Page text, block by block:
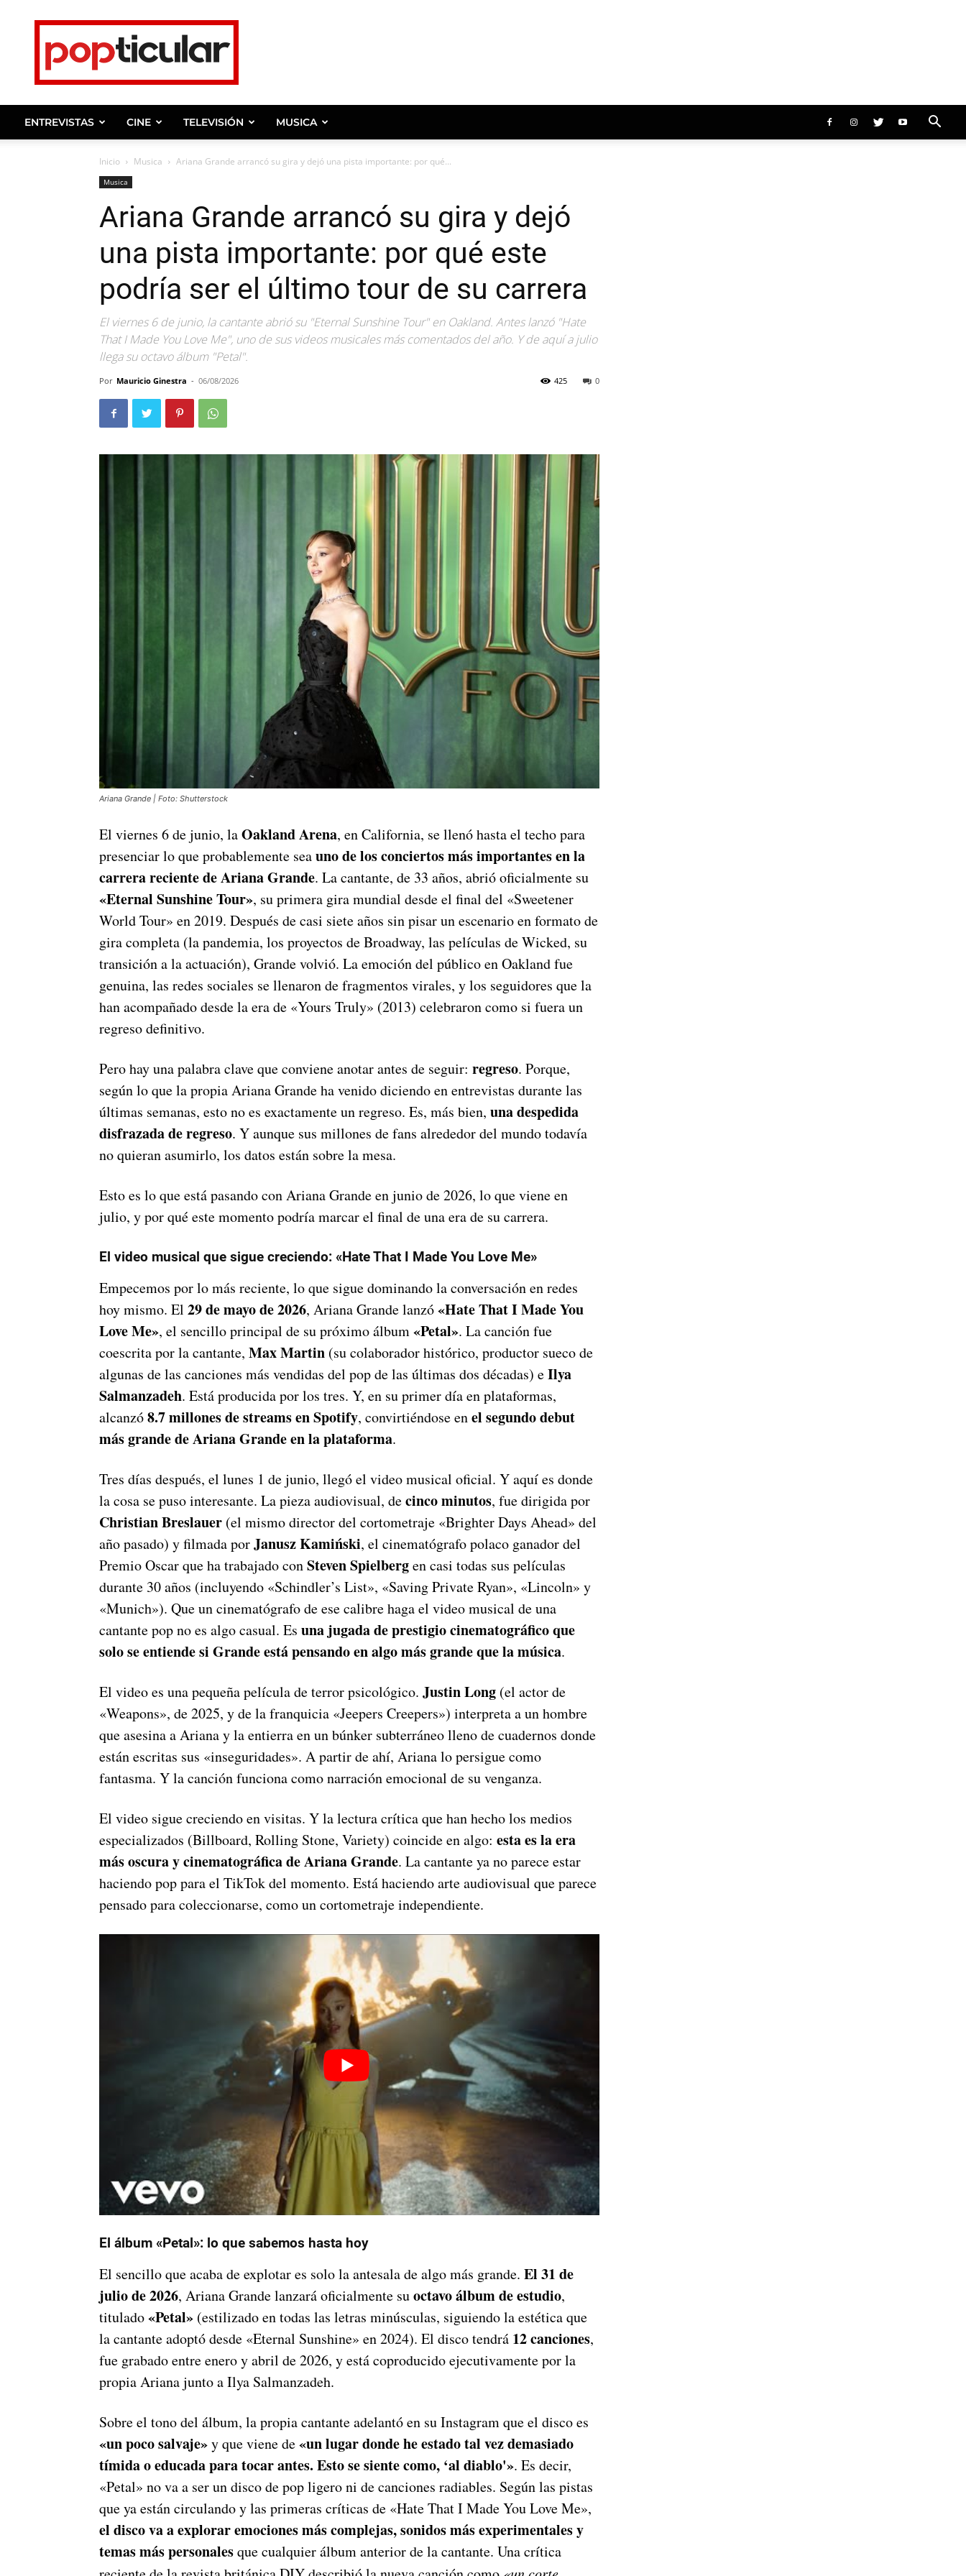
Noticias
de
y
celebridades.
ENTREVISTAS CINE TELEVISIÓN MUSICA
Inicio Musica Ariana Grande arrancó su gira y dejó una pista importante: por qué...
Musica
Ariana Grande arrancó su gira y dejó
una pista importante: por qué este
podría ser el último tour de su carrera
El viernes 6 de junio, la cantante abrió su "Eternal Sunshine Tour" en Oakland. Antes lanzó "Hate
That I Made You Love Me", uno de sus videos musicales más comentados del año. Y de aquí a julio
llega su octavo álbum "Petal".
Por Mauricio Ginestra - 06/08/2026 0
425
Ariana Grande | Foto: Shutterstock
El viernes 6 de junio, laOakland Arena, en California, se llenó hasta el techo para
presenciar lo que probablemente seauno de los conciertos más importantes en la
carrera reciente de Ariana Grande. La cantante, de 33 años, abrió oficialmente su
«Eternal Sunshine Tour», su primera gira mundial desde el final del «Sweetener
World Tour» en 2019. Después de casi siete años sin pisar un escenario en formato de
gira completa (la pandemia, los proyectos de Broadway, las películas de Wicked, su
transición a la actuación), Grande volvió. La emoción del público en Oakland fue
genuina, las redes sociales se llenaron de fragmentos virales, y los seguidores que la
han acompañado desde la era de «Yours Truly» (2013) celebraron como si fuera un
regreso definitivo.
Pero hay una palabra clave que conviene anotar antes de seguir: regreso. Porque,
según lo que la propia Ariana Grande ha venido diciendo en entrevistas durante las
últimas semanas, esto no es exactamente un regreso. Es, más bien, una despedida
disfrazada de regreso. Y aunque sus millones de fans alrededor del mundo todavía
no quieran asumirlo, los datos están sobre la mesa.
Esto es lo que está pasando con Ariana Grande en junio de 2026, lo que viene en
julio, y por qué este momento podría marcar el final de una era de su carrera.
El video musical que sigue creciendo: «Hate That I Made You Love Me»
Empecemos por lo más reciente, lo que sigue dominando la conversación en redes
hoy mismo. El 29 de mayo de 2026, Ariana Grande lanzó«Hate That I Made You
Love Me», el sencillo principal de su próximo álbum«Petal». La canción fue
coescrita por la cantante, Max Martin (su colaborador histórico, productor sueco de
algunas de las canciones más vendidas del pop de las últimas dos décadas) eIlya
Salmanzadeh. Está producida por los tres. Y, en su primer día en plataformas,
alcanzó8.7 millones de streams en Spotify, convirtiéndose enel segundo debut
más grande de Ariana Grande en la plataforma.
Tres días después, el lunes 1 de junio, llegó el video musical oficial. Y aquí es donde
la cosa se puso interesante. La pieza audiovisual, decinco minutos, fue dirigida por
Christian Breslauer (el mismo director del cortometraje «Brighter Days Ahead» del
año pasado) y filmada porJanusz Kamiński, el cinematógrafo polaco ganador del
Premio Oscar que ha trabajado conSteven Spielbergen casi todas sus películas
durante 30 años (incluyendo «Schindler’s List», «Saving Private Ryan», «Lincoln» y
«Munich»). Que un cinematógrafo de ese calibre haga el video musical de una
cantante pop no es algo casual. Es una jugada de prestigio cinematográfico que
solo se entiende si Grande está pensando en algo más grande que la música.
El video es una pequeña película de terror psicológico. Justin Long (el actor de
«Weapons», de 2025, y de la franquicia «Jeepers Creepers») interpreta a un hombre
que asesina a Ariana y la entierra en un búnker subterráneo lleno de cuadernos donde
están escritas sus «inseguridades». A partir de ahí, Ariana lo persigue como
fantasma. Y la canción funciona como narración emocional de su venganza.
El video sigue creciendo en visitas. Y la lectura crítica que han hecho los medios
especializados (Billboard, Rolling Stone, Variety) coincide en algo: esta es la era
más oscura y cinematográfica de Ariana Grande. La cantante ya no parece estar
haciendo pop para el TikTok del momento. Está haciendo arte audiovisual que parece
pensado para coleccionarse, como un cortometraje independiente.
El álbum «Petal»: lo que sabemos hasta hoy
El sencillo que acaba de explotar es solo la antesala de algo más grande. El 31 de
julio de 2026, Ariana Grande lanzará oficialmente suoctavo álbum de estudio,
titulado«Petal» (estilizado en todas las letras minúsculas, siguiendo la estética que
la cantante adoptó desde «Eternal Sunshine» en 2024). El disco tendrá 12 canciones,
fue grabado entre enero y abril de 2026, y está coproducido ejecutivamente por la
propia Ariana junto a Ilya Salmanzadeh.
Sobre el tono del álbum, la propia cantante adelantó en su Instagram que el disco es
«un poco salvaje»y que viene de«un lugar donde he estado tal vez demasiado
tímida o educada para tocar antes. Esto se siente como, ‘al diablo'». Es decir,
«Petal» no va a ser un disco de pop ligero ni de canciones radiables. Según las pistas
que ya están circulando y las primeras críticas de «Hate That I Made You Love Me»,
el disco va a explorar emociones más complejas, sonidos más experimentales y
temas más personalesque cualquier álbum anterior de la cantante. Una crítica